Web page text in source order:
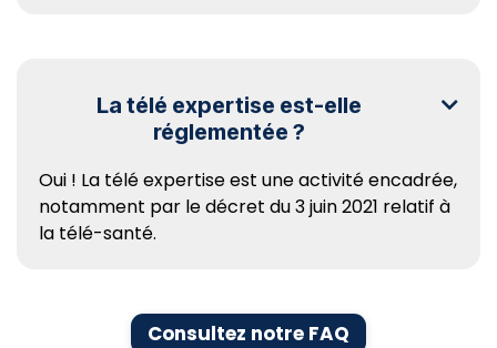
La télé expertise est-elle
réglementée ?

Oui ! La télé expertise est une activité encadrée,
notamment par le décret du 3 juin 2021 relatif à
la télé-santé.
Consultez notre FAQ